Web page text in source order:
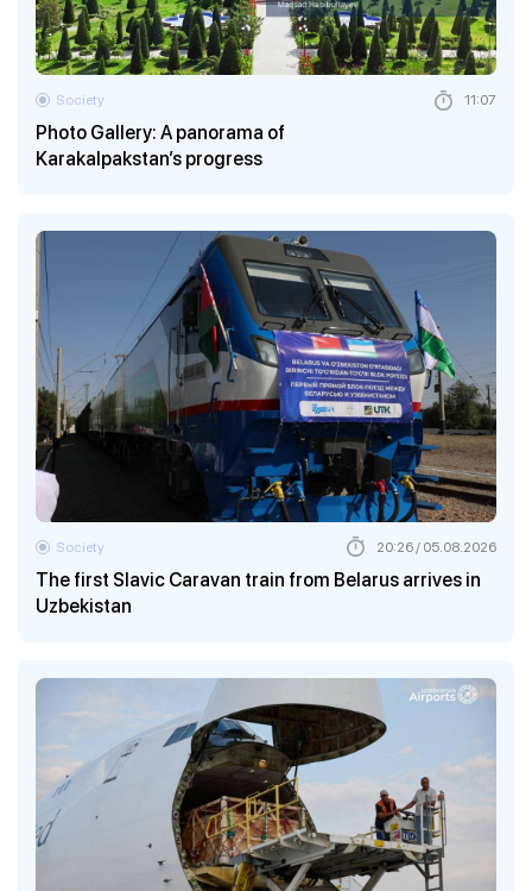
Photo Gallery: A panorama of
Karakalpakstan’s progress
Society 11:07
The first Slavic Caravan train from Belarus arrives in
Uzbekistan
Society 20:26 / 05.08.2026